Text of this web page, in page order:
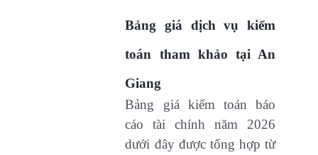
Bảng giá dịch vụ kiểm
toán tham khảo tại An
Giang
Bảng giá kiểm toán báo
cáo tài chính năm 2026
dưới đây được tổng hợp từ